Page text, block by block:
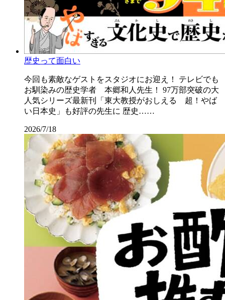
歴史って面白い
今回も素敵なゲストをスタジオにお迎え！ テレビでも
お馴染みの歴史学者 本郷和人先生！ 97万部突破の大
人気シリーズ最新刊「東大教授がおしえる 超！やば
い日本史」も好評の先生に 歴史……
2026/7/18